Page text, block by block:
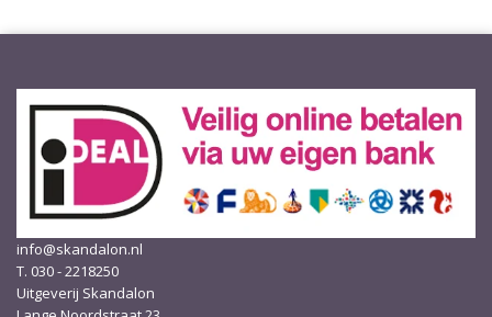
info@skandalon.nl
T. 030 - 2218250
Uitgeverij Skandalon